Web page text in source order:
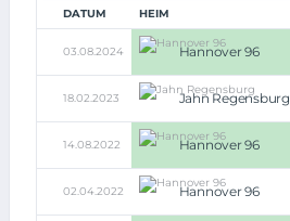
DATUM HEIM
03.08.2024 Hannover 96
18.02.2023 Jahn Regensburg
14.08.2022 Hannover 96
02.04.2022 Hannover 96